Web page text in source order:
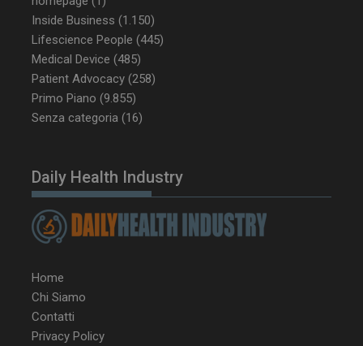
Inside Business (1.150)
Lifescience People (445)
Medical Device (485)
Patient Advocacy (258)
Primo Piano (9.855)
Senza categoria (16)
Daily Health Industry
Home
Chi Siamo
Contatti
Privacy Policy
CookieScriptConsent
__Secure-ROLLOUT_TOKEN